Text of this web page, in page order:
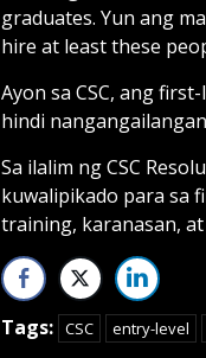
graduates. Yun ang
hire at least these
Ayon sa CSC, ang
hindi
Sa ilalim ng CSC
kuwalipikado para sa
training, karanasan,
Tags: CSC entry-level